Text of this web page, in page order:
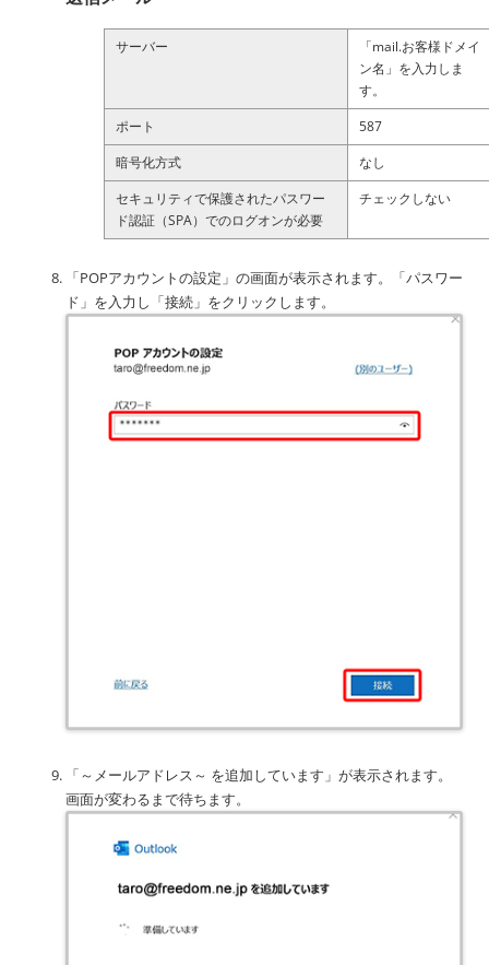
サーバー
「mail.お客様ドメイ
ン名」を入力しま
す。
ポート
587
暗号化方式
なし
セキュリティで保護されたパスワー
ド認証（SPA）でのログオンが必要
チェックしない
「POPアカウントの設定」の画面が表示されます。「パスワー
ド」を入力し「接続」をクリックします。
「～メールアドレス～ を追加しています」が表示されます。
画面が変わるまで待ちます。